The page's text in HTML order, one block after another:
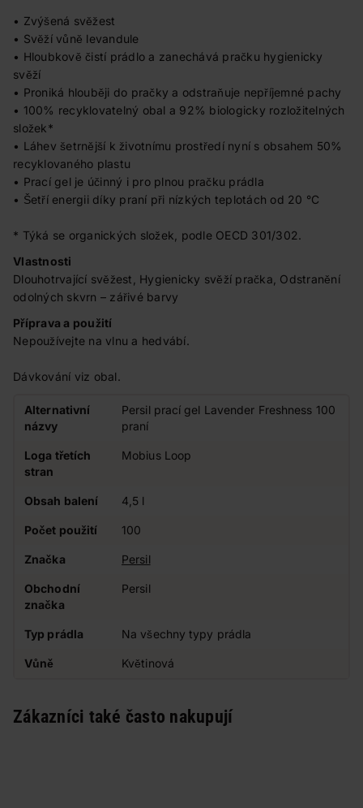
• Zvýšená svěžest
• Svěží vůně levandule
• Hloubkově čistí prádlo a zanechává pračku hygienicky
svěží
• Proniká hlouběji do pračky a odstraňuje nepříjemné pachy
• 100% recyklovatelný obal a 92% biologicky rozložitelných
složek*
• Láhev šetrnější k životnímu prostředí nyní s obsahem 50%
recyklovaného plastu
• Prací gel je účinný i pro plnou pračku prádla
• Šetří energii díky praní při nízkých teplotách od 20 °C
* Týká se organických složek, podle OECD 301/302.
Vlastnosti
Dlouhotrvající svěžest, Hygienicky svěží pračka, Odstranění
odolných skvrn – zářivé barvy
Příprava a použití
Nepoužívejte na vlnu a hedvábí.
Dávkování viz obal.
Alternativní
názvy
Persil prací gel Lavender Freshness 100
praní
Loga třetích
stran
Mobius Loop
Obsah balení 4,5 l
Počet použití 100
Značka Persil
Obchodní
značka
Persil
Typ prádla Na všechny typy prádla
Vůně Květinová
Zákazníci také často nakupují